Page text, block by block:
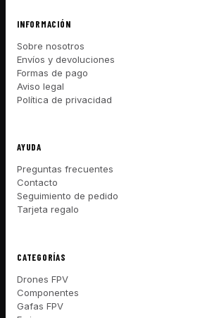
INFORMACIÓN
Sobre nosotros
Envíos y devoluciones
Formas de pago
Aviso legal
Política de privacidad
AYUDA
Preguntas frecuentes
Contacto
Seguimiento de pedido
Tarjeta regalo
CATEGORÍAS
Drones FPV
Componentes
Gafas FPV